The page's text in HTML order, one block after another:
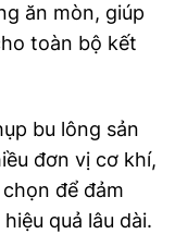
ăn mòn, giúp
toàn bộ kết
bu lông sản
đơn vị cơ khí,
để đảm
quả lâu dài.